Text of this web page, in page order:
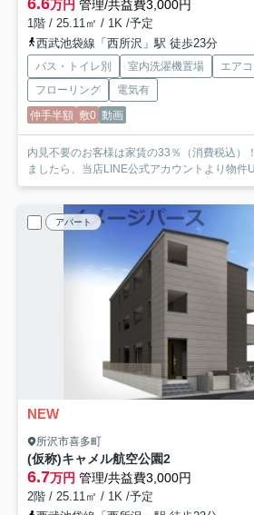
6.6万円 管理/共益費3,000円
1階 / 25.11㎡ / 1K /予定
西武池袋線「西所沢」駅 徒歩23分
バス・トイレ別 室内洗濯機置場 エア
フローリング
電気有
仲手半額 敷0 動画
内見不要のお客様は家賃の33％（消費税込）！ 契約希望の物件があり
ましたら、当店LINE公式アカウントより物件
アパート
NEW
所沢市喜多町
(仮称)キャメル航空公園2
6.7万円 管理/共益費3,000円
2階 / 25.11㎡ / 1K /予定